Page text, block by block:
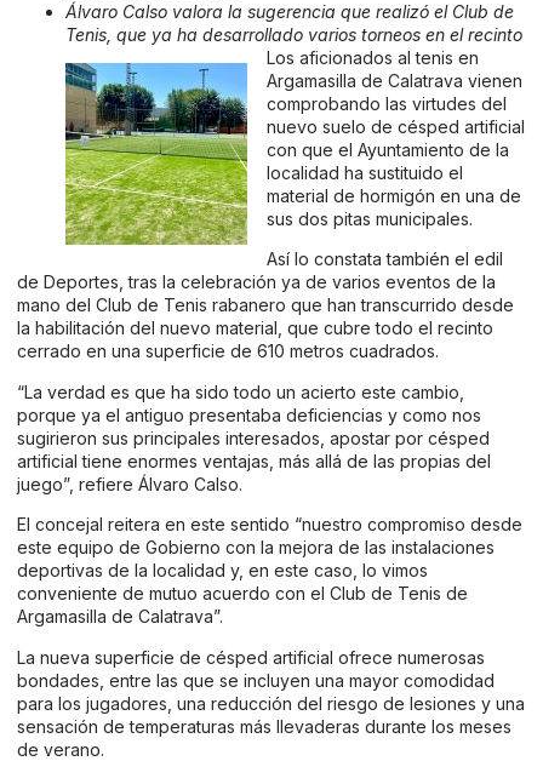
Álvaro Calso valora la sugerencia que realizó el Club de
Tenis, que ya ha desarrollado varios torneos en el recinto
Los aficionados al tenis en
Argamasilla de Calatrava vienen
comprobando las virtudes del
nuevo suelo de césped artificial
con que el Ayuntamiento de la
localidad ha sustituido el
material de hormigón en una de
sus dos pitas municipales.
Así lo constata también el edil
de Deportes, tras la celebración ya de varios eventos de la
mano del Club de Tenis rabanero que han transcurrido desde
la habilitación del nuevo material, que cubre todo el recinto
cerrado en una superficie de 610 metros cuadrados.
“La verdad es que ha sido todo un acierto este cambio,
porque ya el antiguo presentaba deficiencias y como nos
sugirieron sus principales interesados, apostar por césped
artificial tiene enormes ventajas, más allá de las propias del
juego”, refiere Álvaro Calso.
El concejal reitera en este sentido “nuestro compromiso desde
este equipo de Gobierno con la mejora de las instalaciones
deportivas de la localidad y, en este caso, lo vimos
conveniente de mutuo acuerdo con el Club de Tenis de
Argamasilla de Calatrava”.
La nueva superficie de césped artificial ofrece numerosas
bondades, entre las que se incluyen una mayor comodidad
para los jugadores, una reducción del riesgo de lesiones y una
sensación de temperaturas más llevaderas durante los meses
de verano.